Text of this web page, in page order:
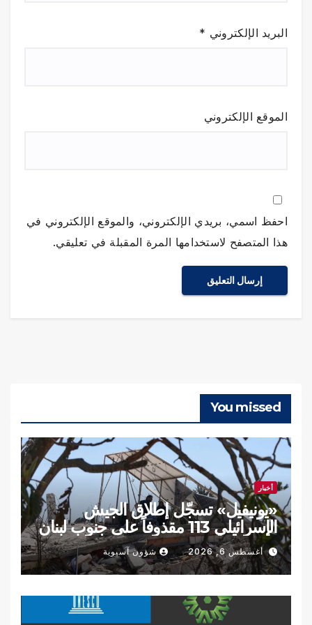
البريد الإلكتروني *
الموقع الإلكتروني
احفظ اسمي، بريدي الإلكتروني، والموقع الإلكتروني في
هذا المتصفح لاستخدامها المرة المقبلة في تعليقي.
You missed
أخبار
«يونيفيل» تسجّل إطلاق الجيش
الإسرائيلي 113 مقذوفاً على جنوب لبنان
الأربعاء
أغسطس 6, 2026 شؤون آسيوية